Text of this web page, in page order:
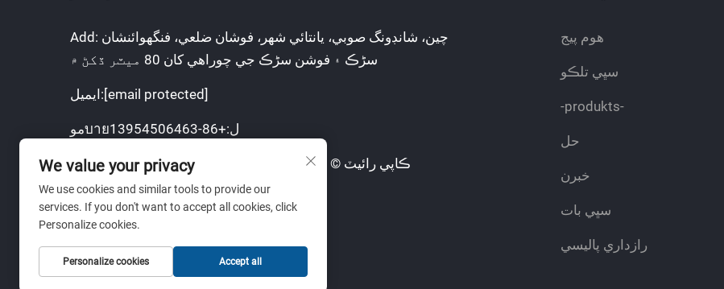
Add: چين، شانڊونگ صوبي، يانتائي شهر، فوشان ضلعي، فنگهوائنشان
سڑڪ ۽ فوشن سڑڪ جي چوراھي کان 80 ميٽر ڏکڻ ۾
ايميل: [email protected]
موบายل:+86-13954506463
ڪاپي رائيٽ © يانٽائي يوئانچين ميٽل پروڊڪٽس ڪمپني، لميٽيڊ
ھوم پیج
سڀي تلڪو
-produkts-
حل
خبرن
سڀي بات
رازداري پاليسي
We value your privacy
We use cookies and similar tools to provide our
services. If you don't want to accept all cookies, click
Personalize cookies.
Personalize cookies Accept all